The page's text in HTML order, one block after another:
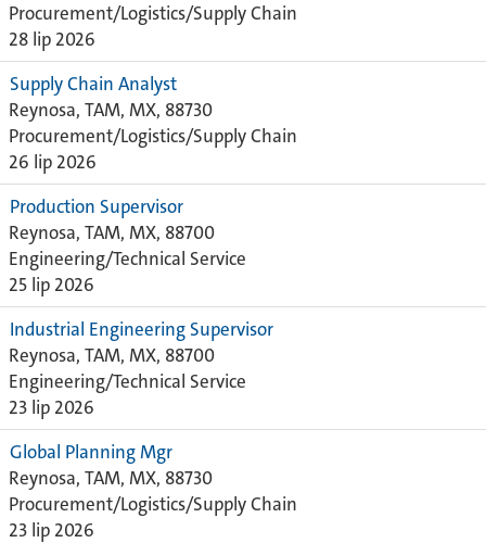
Procurement/Logistics/Supply Chain
28 lip 2026
Supply Chain Analyst
Reynosa, TAM, MX, 88730
Procurement/Logistics/Supply Chain
26 lip 2026
Production Supervisor
Reynosa, TAM, MX, 88700
Engineering/Technical Service
25 lip 2026
Industrial Engineering Supervisor
Reynosa, TAM, MX, 88700
Engineering/Technical Service
23 lip 2026
Global Planning Mgr
Reynosa, TAM, MX, 88730
Procurement/Logistics/Supply Chain
23 lip 2026